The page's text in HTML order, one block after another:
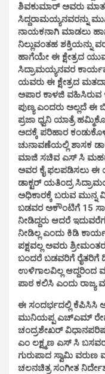
ಶಿವಕುಮಾರ್ ಅವರು
ಸಿದ್ದರಾಮಯ್ಯನವರನ್ನು
ನಾಯಕನಾಗಿ ಮಾಡಲು
ನಿಲ್ಲುವಂತಹ ಶಕ್ತಿಯನ್ನು
ಹಾಗೆಯೇ ಈ ಕ್ಷೇತ್ರದ
ಸಿದ್ರಾಮಯ್ಯನವರ
ಯವರು ಈ ಕ್ಷೇತ್ರದ
ಅಪಾರ ಕಾಳಜಿ ವಹಿಸಿರುವ
ಪುಣ್ಯ ಎಂದರು ಅಲ್ಲದೆ ಈ
ಪ್ರಜಾ ಧ್ವನಿ ಯಾತ್ರೆ
ಅದಕ್ಕೆ ಪರಿಹಾರ
ಚುನಾವಣೆಯಲ್ಲಿ ಶಾಸಕ
ಮಾಜಿ ಸಚಿವ ಎಸ್ ಸಿ
ಅವರ ಕೈ ಫಲಪಡಿಸಲು ಈ
ಡಾಕ್ಟರ್ ಯತಿಂದ್ರ
ಅಧಿಕಾರಕ್ಕೆ ಬರುವ ಮುನ್ನ
ಬಡವರ ಅಕೌಂಟಿಗೆ 15
ನೀಡಿದ್ದರು ಆದರೆ
ನೀಡಿಲ್ಲ ಎಂದು ಕಿಡಿ
ಪಕ್ಷವಲ್ಲ ಅವರು
ಬಂದರೆ ಬಡವರಿಗೆ
ಉಳಿಗಾಲವಿಲ್ಲ ಆದ್ದರಿಂದ
ಪಾಠ ಕಲಿಸಿ ಎಂದು
ಈ ಸಂದರ್ಭದಲ್ಲಿ ಕೆಪಿಸಿಸಿ
ಮುನಿಯಪ್ಪ ಎಚ್ಎಮ್
ಚಂದ್ರಶೇಖರ್
ಎಂ ಲಕ್ಷ್ಮಣ ಎಸ್ ಸಿ
ಗುರುಪಾದ ಸ್ವಾಮಿ
ಚಲನಚಿತ್ರ ಸಂಗೀತ